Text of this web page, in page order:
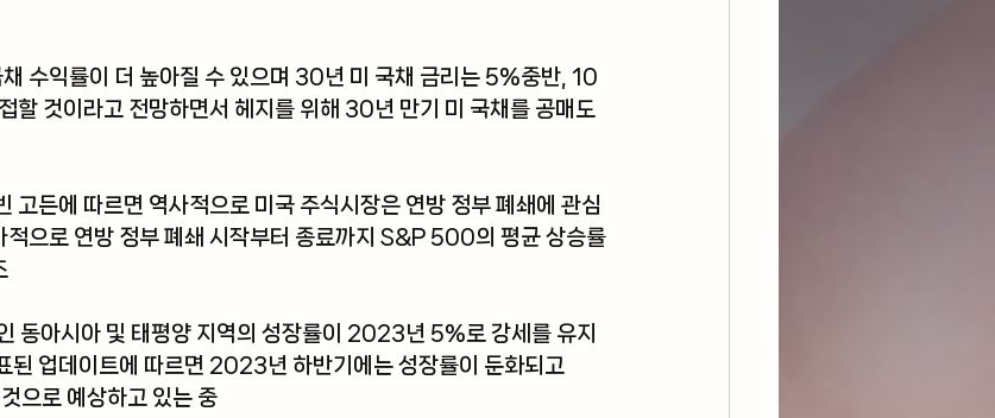
수익률이 더 높아질 수 있으며 30년 미 국채 금리는 5%중반, 10
할 것이라고 전망하면서 헤지를 위해 30년 만기 미 국채를 공매도
고든에 따르면 역사적으로 미국 주식시장은 연방 정부 폐쇄에 관심
적으로 연방 정부 폐쇄 시작부터 종료까지 S&P 500의 평균 상승률
동아시아 및 태평양 지역의 성장률이 2023년 5%로 강세를 유지
된 업데이트에 따르면 2023년 하반기에는 성장률이 둔화되고
으로 예상하고 있는 중